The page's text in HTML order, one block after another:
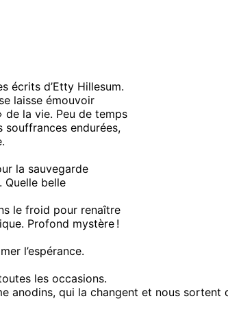
écrits d’Etty Hillesum.
laisse émouvoir
de la vie. Peu de temps
endurées,
la sauvegarde
Quelle belle
le froid pour renaître
Profond mystère !
l’espérance.
les occasions.
anodins, qui la changent et nous